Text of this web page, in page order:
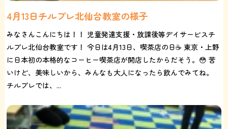
4月13日チルプレ北仙台教室の様子
みなさんこんにちは！！ 児童発達支援・放課後等デイサービスチ
ルプレ北仙台教室です！ 今日は4月13日、喫茶店の日☕️ 東京・上野
に日本初の本格的なコーヒー喫茶店が開店したからだそう。😳 苦
いけど、美味しいから、みんなも大人になったら飲んでみてね。
チルプレでは、...